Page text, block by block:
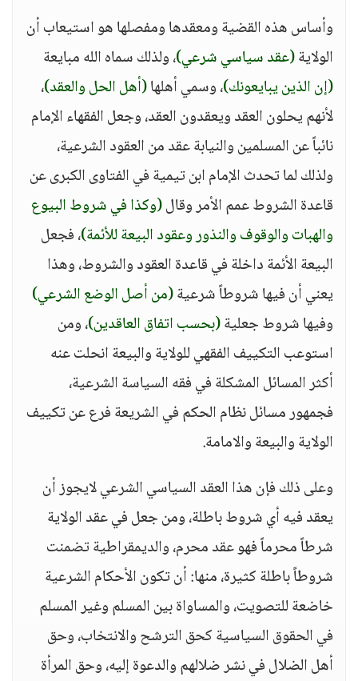
وأساس هذه القضية ومعقدها ومفصلها هو استيعاب أن
الولاية(عقد سياسي شرعي)، ولذلك سماه الله مبايعة
(إن الذين يبايعونك)، وسمي أهلها(أهل الحل والعقد)،
لأنهم يحلون العقد ويعقدون العقد، وجعل الفقهاء الإمام
نائباً عن المسلمين والنيابة عقد من العقود الشرعية،
ولذلك لما تحدث الإمام ابن تيمية في الفتاوى الكبرى عن
قاعدة الشروط عمم الأمر وقال(وكذا في شروط البيوع
والهبات والوقوف والنذور وعقود البيعة للأئمة)، فجعل
البيعة الأئمة داخلة في قاعدة العقود والشروط، وهذا
يعني أن فيها شروطاً شرعية(من أصل الوضع الشرعي)
وفيها شروط جعلية(بحسب اتفاق العاقدين)، ومن
استوعب التكييف الفقهي للولاية والبيعة انحلت عنه
أكثر المسائل المشكلة في فقه السياسة الشرعية،
فجمهور مسائل نظام الحكم في الشريعة فرع عن تكييف
الولاية والبيعة والامامة.
وعلى ذلك فإن هذا العقد السياسي الشرعي لايجوز أن
يعقد فيه أي شروط باطلة، ومن جعل في عقد الولاية
شرطاً محرماً فهو عقد محرم، والديمقراطية تضمنت
شروطاً باطلة كثيرة، منها: أن تكون الأحكام الشرعية
خاضعة للتصويت، والمساواة بين المسلم وغير المسلم
في الحقوق السياسية كحق الترشح والانتخاب، وحق
أهل الضلال في نشر ضلالهم والدعوة إليه، وحق المرأة